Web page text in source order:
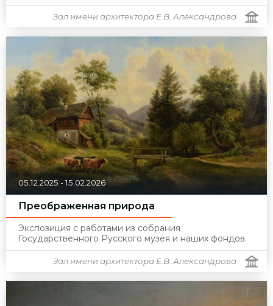
Зал имени архитектора Е.В. Александрова
05.12.2025 -15.02.2026
Преображенная природа
Экспозиция с работами из собрания
Государственного Русского музея и наших фондов.
Зал имени архитектора Е.В. Александрова